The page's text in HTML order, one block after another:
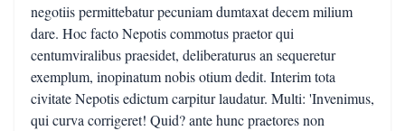
negotiis permittebatur pecuniam dumtaxat decem milium
dare. Hoc facto Nepotis commotus praetor qui
centumviralibus praesidet, deliberaturus an sequeretur
exemplum, inopinatum nobis otium dedit. Interim tota
civitate Nepotis edictum carpitur laudatur. Multi: 'Invenimus,
qui curva corrigeret! Quid? ante hunc praetores non